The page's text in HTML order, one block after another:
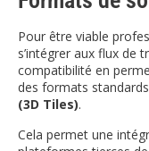
Pour être viable
s’intégrer aux flux de
compatibilité en
des formats
(3D Tiles).
Cela permet une